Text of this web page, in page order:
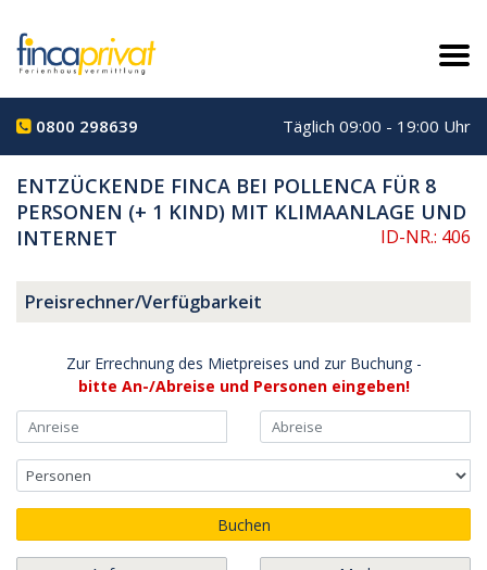
0800 298639 Täglich 09:00 - 19:00 Uhr
ENTZÜCKENDE FINCA BEI POLLENCA FÜR 8
PERSONEN (+ 1 KIND) MIT KLIMAANLAGE UND
INTERNET
ID-NR.: 406
Preisrechner/Verfügbarkeit
Zur Errechnung des Mietpreises und zur Buchung -
bitte An-/Abreise und Personen eingeben!
Buchen